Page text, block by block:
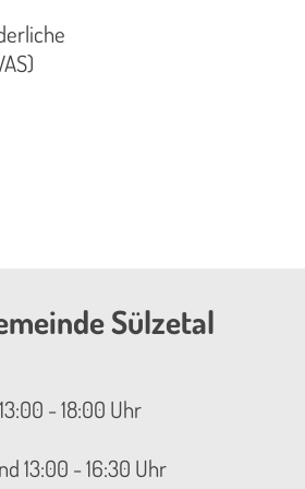
Sülzetal
- 18:00 Uhr
13:00 - 16:30 Uhr